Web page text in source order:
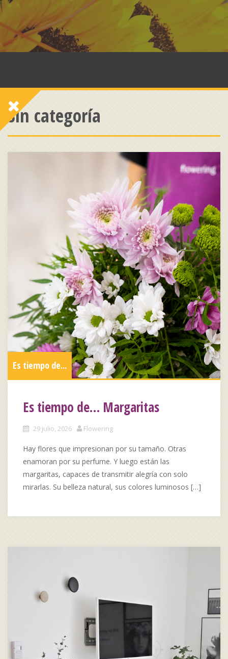
Sin categoría
Es tiempo de...
Es tiempo de… Margaritas
29 julio, 2026 Flowering
Hay flores que impresionan por su tamaño. Otras
enamoran por su perfume. Y luego están las
margaritas, capaces de transmitir alegría con solo
mirarlas. Su belleza natural, sus colores luminosos […]